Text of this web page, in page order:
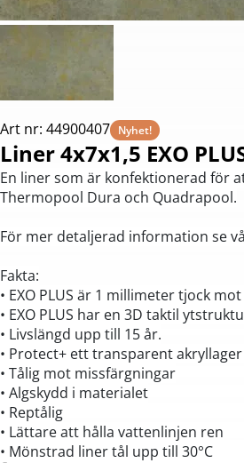
Art nr: 44900407 Nyhet!
Liner 4x7x1,5 EXO
En liner som är konfektionerad för
Thermopool Dura och Quadrapool.
För mer detaljerad information se
Fakta:
• EXO PLUS är 1 millimeter tjock
• EXO PLUS har en 3D taktil
• Livslängd upp till 15 år.
• Protect+ ett transparent
• Tålig mot missfärgningar
• Algskydd i materialet
• Reptålig
• Lättare att hålla vattenlinjen ren
• Mönstrad liner tål upp till 30°C